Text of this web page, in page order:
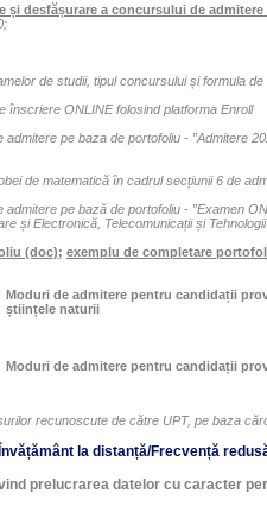
și desfășurare a concursului de
de studii, tipul concursului și formula
înscriere ONLINE folosind platforma Enroll
admitere pe baza de portofoliu - ”Admitere
de matematică în cadrul secțiunii 6 de
admitere pe bază de portofoliu - ”Examen
și Electronică, Telecomunicații și
(doc); exemplu de completare
Moduri de admitere pentru candidații
științele naturii
Moduri de admitere pentru candidații
recunoscute de către UPT, pe baza
la distanță/Frecvență
prelucrarea datelor cu caracter